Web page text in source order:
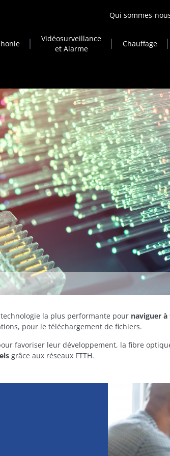
Qui sommes-
Vidéosurveillance
et Alarme
Chauffage
la plus performante pour naviguer
pour le téléchargement de fichiers.
favoriser leur développement, la fibre
grâce aux réseaux FTTH.